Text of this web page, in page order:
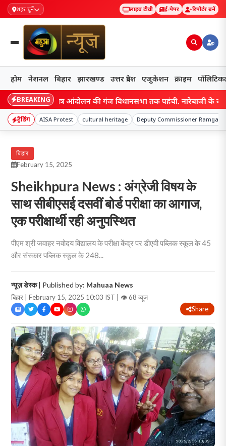
शहर चुनें लाइव टीवी ई-पेपर रिपोर्टर बनें
होम नेशनल बिहार झारखण्ड उत्तर प्रदेश एजुकेशन क्राइम
BREAKING
छात्र आंदोलन की गूंज विधानसभा तक पहुंची, नारेबाजी के बीच हेमंत
ट्रेंडिंग AISA Protest cultural heritage Deputy Commissioner Ramgarh
बिहार
February 15, 2025
Sheikhpura News : अंग्रेजी विषय के
साथ सीबीएसई दसवीं बोर्ड परीक्षा का आगाज,
एक परीक्षार्थी रही अनुपस्थित
पीएम श्री जवाहर नवोदय विद्यालय के परीक्षा केंद्र पर डीएवी पब्लिक स्कूल के 45
और संस्कार पब्लिक स्कूल के 248...
न्यूज़ डेस्क| Published by: Mahuaa News
बिहार | February 15, 2025 10:03 IST | 👁 68 व्यूज
Share